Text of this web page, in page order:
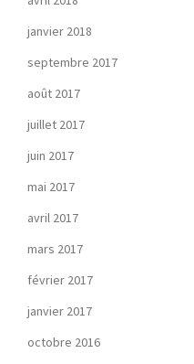
janvier 2018
septembre 2017
août 2017
juillet 2017
juin 2017
mai 2017
avril 2017
mars 2017
février 2017
janvier 2017
octobre 2016